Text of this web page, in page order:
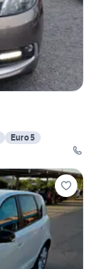
Euro 5